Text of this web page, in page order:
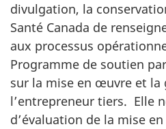
divulgation, la
Santé Canada de
aux processus
Programme de soutien
sur la mise en œuvre et la
l’entrepreneur tiers. Elle
d’évaluation de la mise